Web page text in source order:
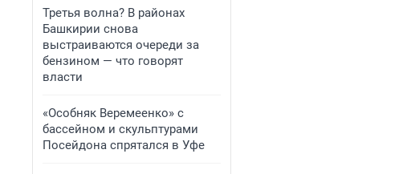
Третья волна? В районах
Башкирии снова
выстраиваются очереди за
бензином — что говорят
власти
«Особняк Веремеенко» с
бассейном и скульптурами
Посейдона спрятался в Уфе